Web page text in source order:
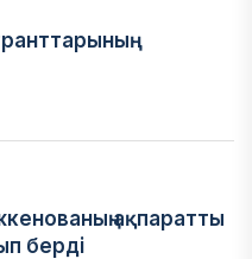
ақпаратты
берді